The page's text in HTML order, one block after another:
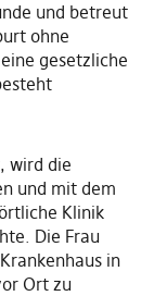
und betreut
ohne
gesetzliche
wird die
und mit dem
Klinik
Die Frau
in
Ort zu